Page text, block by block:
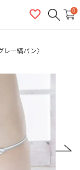
0
ー縞パン〉